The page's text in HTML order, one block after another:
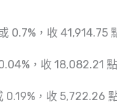
0.7%，收 41,914.75
，收 18,082.21 點
，收 5,722.26